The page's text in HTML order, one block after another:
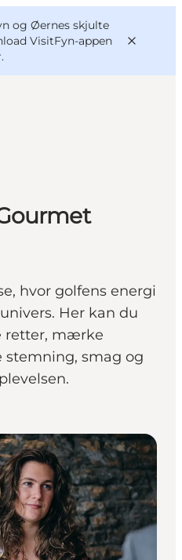
og Øernes skjulte
VisitFyn-appen
hvor golfens energi
Her kan du
retter, mærke
smag og